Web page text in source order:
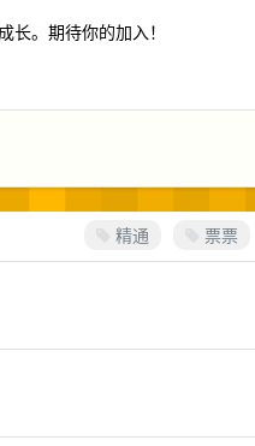
。期待你的加入！
精通 票票